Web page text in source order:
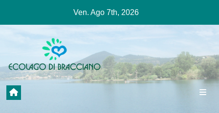
contenuto
Ven. Ago 7th, 2026